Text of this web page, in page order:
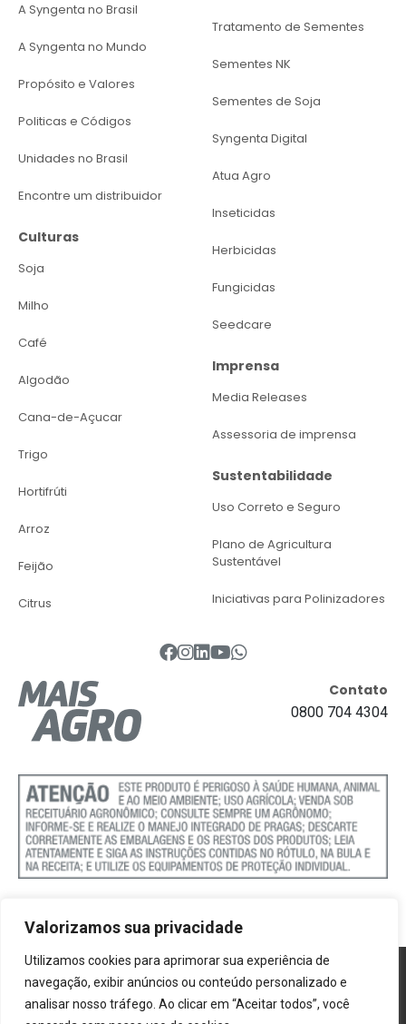
Valorizamos sua privacidade
Utilizamos cookies para aprimorar sua experiência de
navegação, exibir anúncios ou conteúdo personalizado e
analisar nosso tráfego. Ao clicar em “Aceitar todos”, você
A Syngenta no Brasil
A Syngenta no Mundo
Propósito e Valores
Politicas e Códigos
Unidades no Brasil
Encontre um distribuidor
Culturas
Soja
Milho
Café
Algodão
Cana-de-Açucar
Trigo
Hortifrúti
Arroz
Feijão
Citrus
Tratamento de Sementes
Sementes NK
Sementes de Soja
Syngenta Digital
Atua Agro
Inseticidas
Herbicidas
Fungicidas
Seedcare
Imprensa
Media Releases
Assessoria de imprensa
Sustentabilidade
Uso Correto e Seguro
Plano de Agricultura
Sustentável
Iniciativas para Polinizadores
Contato
0800 704 4304
Política de Cookies
Termos e Condições